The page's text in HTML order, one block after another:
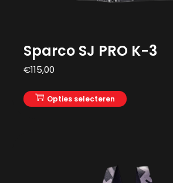
Sparco SJ PRO K-3
€115,00
Opties selecteren